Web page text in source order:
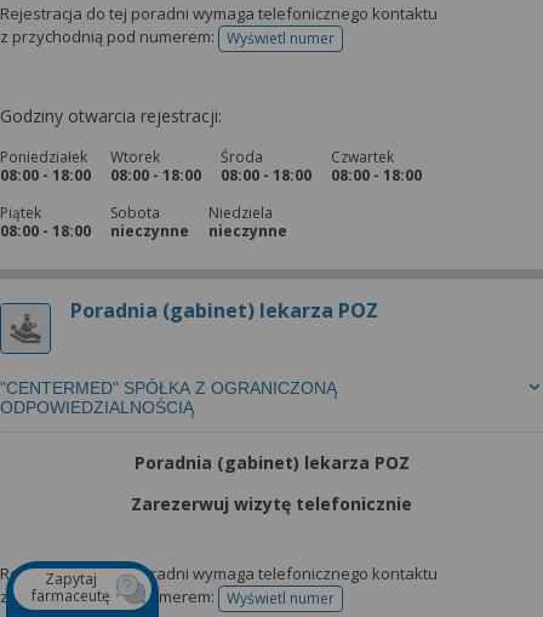
Rejestracja do tej poradni wymaga telefonicznego kontaktu
z przychodnią pod numerem:
Wyświetl numertelefonu do rejestracji
Godziny otwarcia rejestracji:
Poniedziałek
08:00 - 18:00
Wtorek
08:00 - 18:00
Środa
08:00 - 18:00
Czwartek
08:00 - 18:00
Piątek
08:00 - 18:00
Sobota
nieczynne
Niedziela
nieczynne
Poradnia (gabinet) lekarza POZ
"CENTERMED" SPÓŁKA Z OGRANICZONĄ
ODPOWIEDZIALNOŚCIĄ
Poradnia (gabinet) lekarza POZ
Zarezerwuj wizytę telefonicznie
Rejestracja do tej poradni wymaga telefonicznego kontaktu
z przychodnią pod numerem:
Wyświetl numertelefonu do rejestracji
Zapytaj
farmaceutę